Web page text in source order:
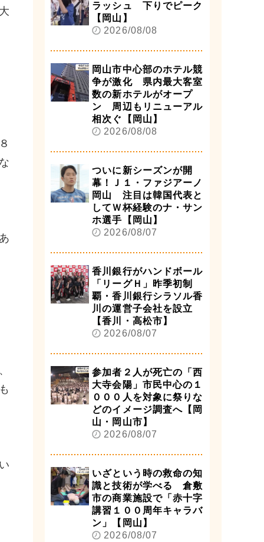
ラッシュ 下りでピーク
【岡山】
2026/08/08
岡山市中心部のホテル競
争が激化 県内最大客室
数の新ホテルがオープ
ン 周辺もリニューアル
相次ぐ【岡山】
2026/08/08
ついに新シーズンが開
幕！Ｊ１・ファジアーノ
岡山 注目は韓国代表と
してＷ杯経験のナ・サン
ホ選手【岡山】
2026/08/07
香川銀行がハンドボール
「リーグＨ」昨季初制
覇・香川銀行シラソル香
川の運営子会社を設立
【香川・高松市】
2026/08/07
参加者２人が死亡の「西
大寺会陽」市民中心の１
０００人を対象に祭りな
どのイメージ調査へ【岡
山・岡山市】
2026/08/07
いざという時の救命の知
識と技術が学べる 倉敷
市の商業施設で「赤十字
講習１００周年キャラバ
ン」【岡山】
2026/08/07